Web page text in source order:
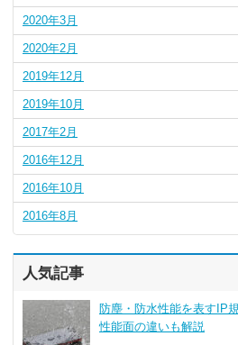
2020年3月
2020年2月
2019年12月
2019年10月
2017年2月
2016年12月
2016年10月
2016年8月
人気記事
防塵・防水性能を表すIP
性能面の違いも解説